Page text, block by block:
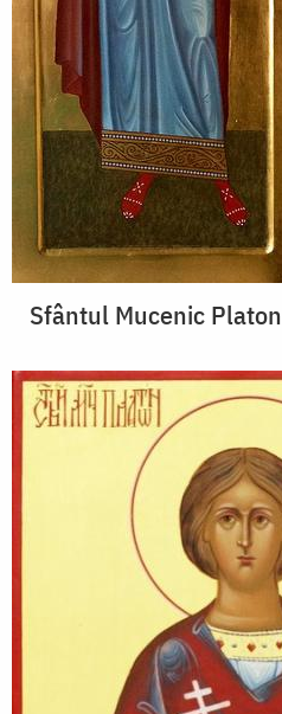
Sfântul Mucenic Platon